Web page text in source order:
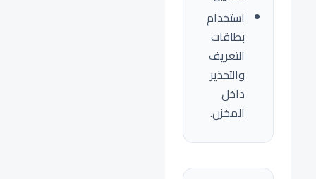
استخدام
بطاقات
التعريف
والتحذير
داخل
المخزن.